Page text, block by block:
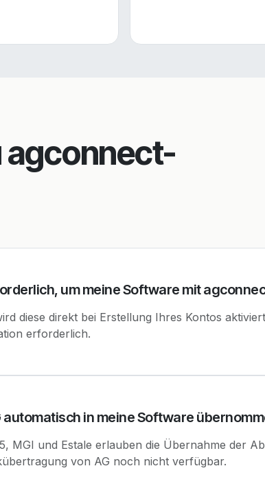
agconnect-
um meine Software mit
diese direkt bei Erstellung Ihres Kontos
erforderlich.
in meine Software
MGI und Estale erlauben die Übernahme der
von AG noch nicht verfügbar.